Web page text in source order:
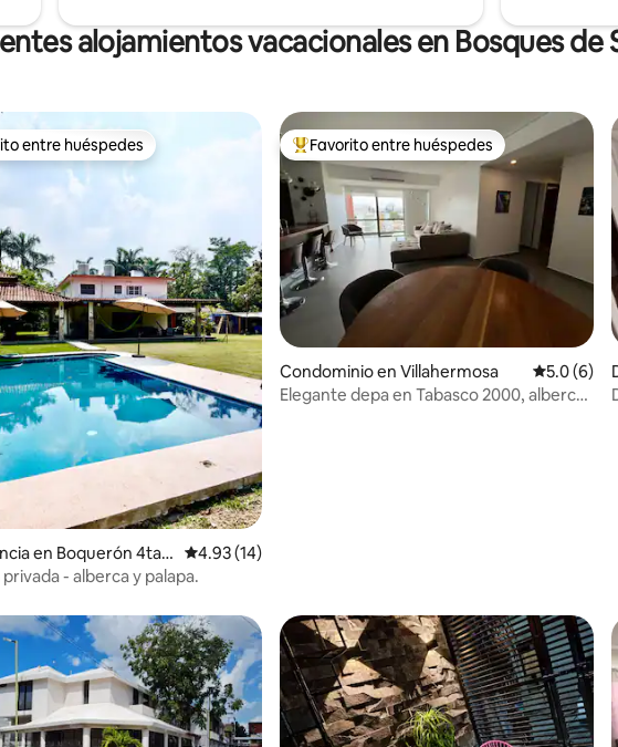
alojamientos vacacionales en Bosques de
4.94 de 5; 94 evaluaciones
entre huéspedes
entre huéspedes
en Boquerón 4ta.
Calificación promedio: 4.93 de 5; 14 evaluaciones
4.93 (14)
- alberca y palapa.
De los mejores en Favorito entre huéspedes
Favorito entre huéspedes
Condominio en Villahermosa
5.0 (6)
Elegante depa en Tabasco 2000, alberca